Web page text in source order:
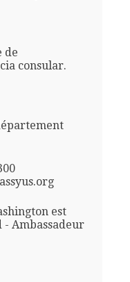
de
consular.
est
Ambassadeur